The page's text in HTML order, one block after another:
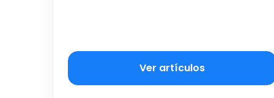
Ver artículos